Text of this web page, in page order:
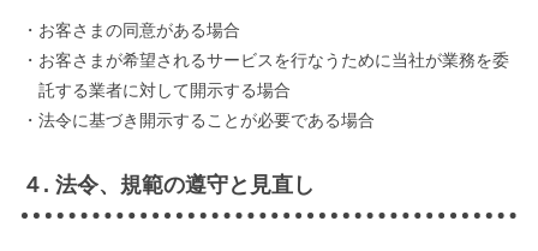
・お客さまの同意がある場合
・お客さまが希望されるサービスを行なうために当社が業務を委
託する業者に対して開示する場合
・法令に基づき開示することが必要である場合
４. 法令、規範の遵守と見直し